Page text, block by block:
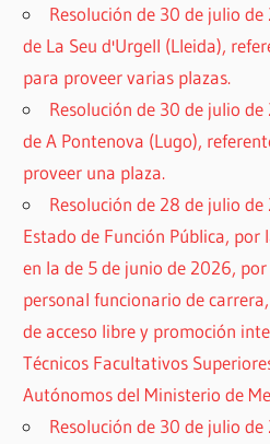
Resolución de 30 de julio
de La Seu d'Urgell (Lleida),
para proveer varias plazas.
Resolución de 30 de julio
de A Pontenova (Lugo),
proveer una plaza.
Resolución de 28 de julio
Estado de Función Pública, por
en la de 5 de junio de 2026,
personal funcionario de
de acceso libre y promoción
Técnicos Facultativos
Autónomos del Ministerio de
Resolución de 30 de julio